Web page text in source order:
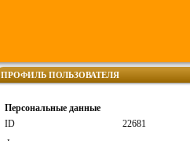
ПРОФИЛЬ ПОЛЬЗОВАТЕЛЯ
Персональные данные
ID
22681